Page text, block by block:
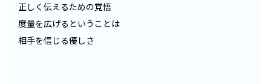
正しく伝えるための覚悟
度量を広げるということは
相手を信じる優しさ